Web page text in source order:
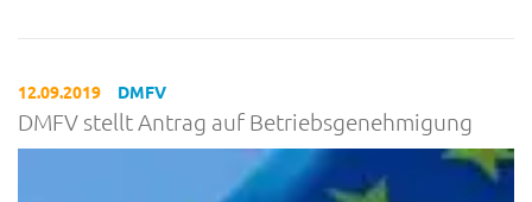
12.09.2019 DMFV
DMFV stellt Antrag auf Betriebsgenehmigung